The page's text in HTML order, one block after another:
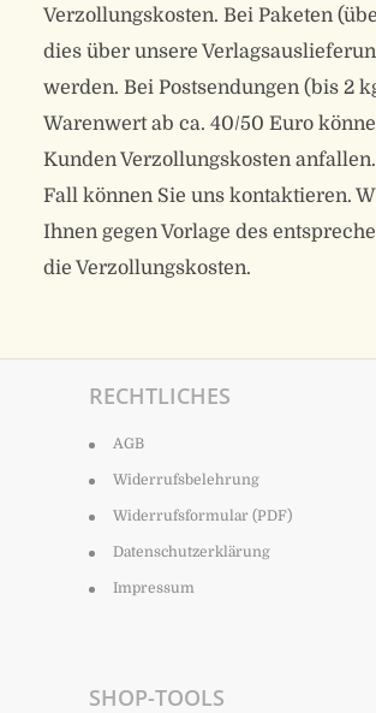
Verzollungskosten. Bei Paketen
dies über unsere
werden. Bei Postsendungen (bis 2
Warenwert ab ca. 40/50 Euro
Kunden Verzollungskosten
Fall können Sie uns kontaktieren.
Ihnen gegen Vorlage des
die Verzollungskosten.
RECHTLICHES
AGB
Widerrufsbelehrung
Widerrufsformular (PDF)
Datenschutzerklärung
Impressum
SHOP-TOOLS